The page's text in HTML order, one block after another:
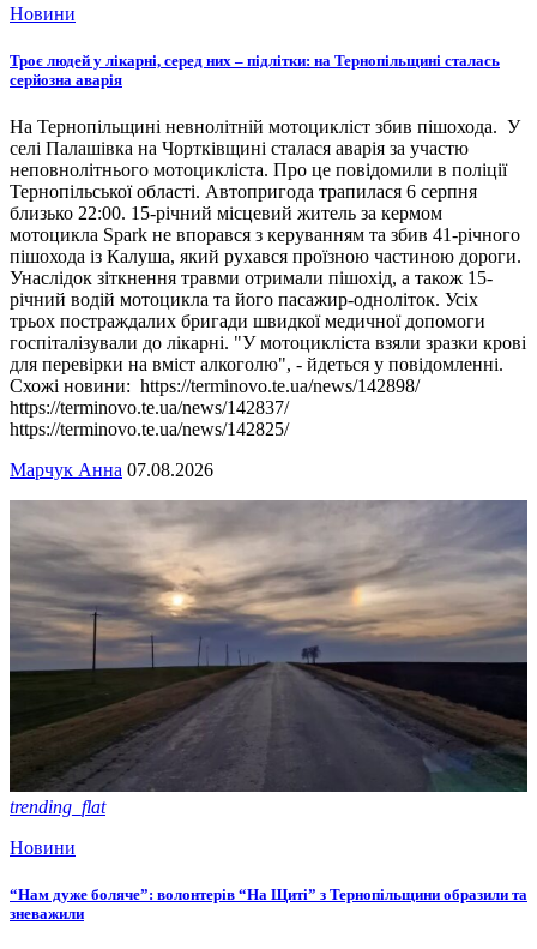
Новини
Троє людей у лікарні, серед них – підлітки: на Тернопільщині сталась
серйозна аварія
На Тернопільщині невнолітній мотоцикліст збив пішохода. У
селі Палашівка на Чортківщині сталася аварія за участю
неповнолітнього мотоцикліста. Про це повідомили в поліції
Тернопільської області. Автопригода трапилася 6 серпня
близько 22:00. 15-річний місцевий житель за кермом
мотоцикла Spark не впорався з керуванням та збив 41-річного
пішохода із Калуша, який рухався проїзною частиною дороги.
Унаслідок зіткнення травми отримали пішохід, а також 15-
річний водій мотоцикла та його пасажир-одноліток. Усіх
трьох постраждалих бригади швидкої медичної допомоги
госпіталізували до лікарні. "У мотоцикліста взяли зразки крові
для перевірки на вміст алкоголю", - йдеться у повідомленні.
Схожі новини: https://terminovo.te.ua/news/142898/
https://terminovo.te.ua/news/142837/
https://terminovo.te.ua/news/142825/
Марчук Анна 07.08.2026
trending_flat
Новини
“Нам дуже боляче”: волонтерів “На Щиті” з Тернопільщини образили та
зневажили